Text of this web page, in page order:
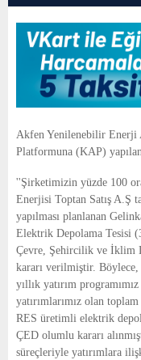
E
U
Akfen Yenilenebilir Enerji
Platformuna (KAP)
''Şirketimizin yüzde 100
Enerjisi Toptan Satış A.Ş
yapılması planlanan
Elektrik Depolama Tesisi
Çevre, Şehircilik ve İklim
kararı verilmiştir. Böylece,
yıllık yatırım
yatırımlarımız olan
RES üretimli elektrik
ÇED olumlu kararı
süreçleriyle yatırımlara